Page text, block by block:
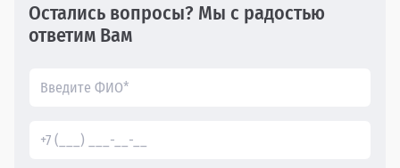
Остались вопросы? Мы с радостью
ответим Вам